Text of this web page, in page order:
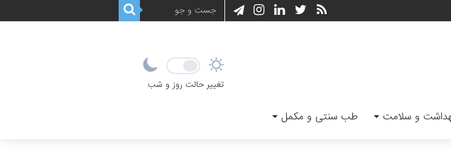
تغییر حالت روز و شب
و سلامت طب سنتی و مکمل